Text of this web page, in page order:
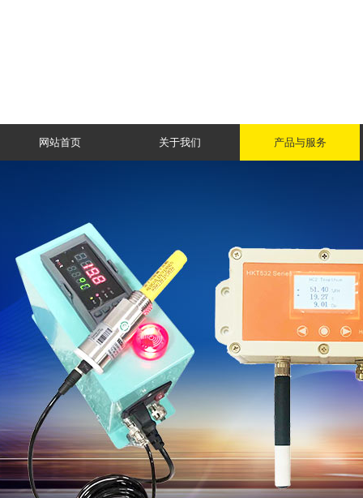
网站首页 关于我们 产品与服务